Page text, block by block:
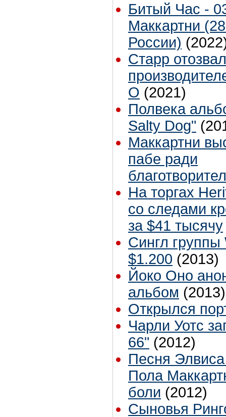
Битый Час -
Маккартни
России)
Старр
O (2021)
Полвека
Salty Dog"
Маккартни
пабе ради
На торгах
со следами
за $41 тысячу
Сингл группы
$1.200 (2013)
Йоко Оно
альбом (2013)
Открылся
Чарли Уотс
66" (2012)
Песня
Пола
боли (2012)
Сыновья